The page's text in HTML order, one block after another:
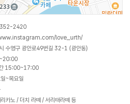
2420
love_urth/
수영구 광안로49번길 32-1 (광안동)
15:00~17:00
~목요일
카노 / 더치 라떼 / 서리태라떼 등